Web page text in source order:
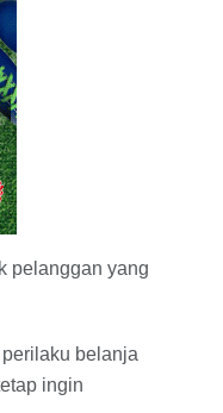
pelanggan yang
belanja
ingin